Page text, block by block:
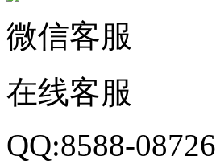
微信客服
在线客服
QQ:8588-08726